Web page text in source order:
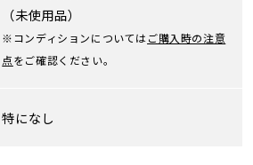
（未使用品）
※コンディションについてはご購入時の注意
点をご確認ください。
特になし